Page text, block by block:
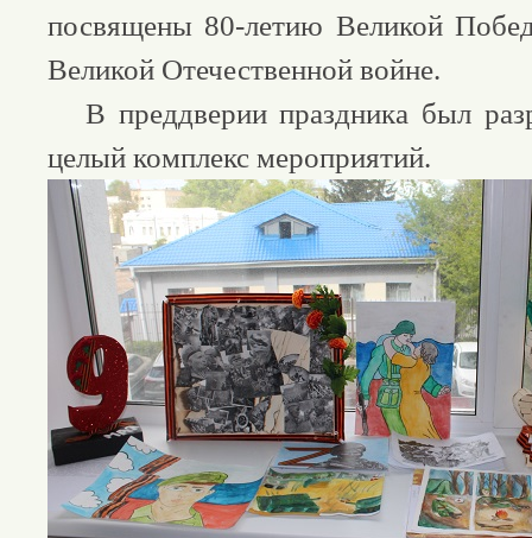
посвящены 80-летию Великой
Великой Отечественной войне.
В преддверии праздника был
целый комплекс мероприятий.